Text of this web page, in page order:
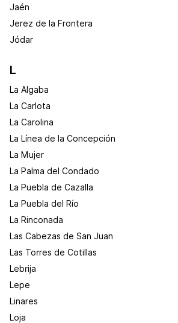
Jaén
Jerez de la Frontera
Jódar
L
La Algaba
La Carlota
La Carolina
La Línea de la Concepción
La Mujer
La Palma del Condado
La Puebla de Cazalla
La Puebla del Río
La Rinconada
Las Cabezas de San Juan
Las Torres de Cotillas
Lebrija
Lepe
Linares
Loja